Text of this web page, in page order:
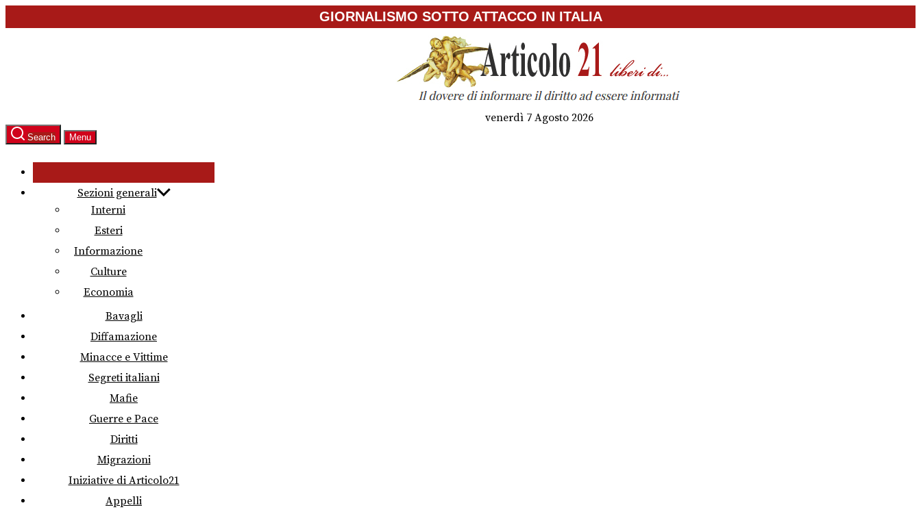
to
GIORNALISMO SOTTO ATTACCO IN ITALIA
venerdì 7 Agosto 2026
Search Menu
Sezioni generali
Interni
Esteri
Informazione
Culture
Economia
Bavagli
Diffamazione
Minacce e Vittime
Segreti italiani
Mafie
Guerre e Pace
Diritti
Migrazioni
Iniziative di Articolo21
Appelli